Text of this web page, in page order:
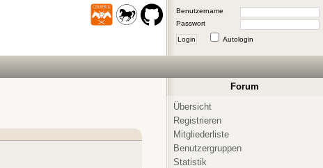
Benutzername
Passwort
Login Autologin
Forum
Übersicht
Registrieren
Mitgliederliste
Benutzergruppen
Statistik